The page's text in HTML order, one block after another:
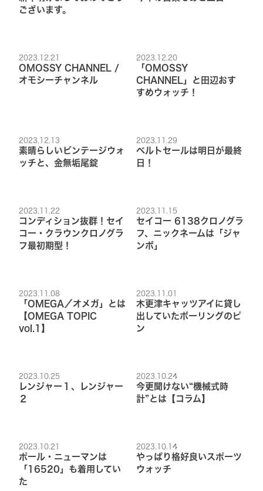
ございます。
2023.12.21
OMOSSY CHANNEL /
オモシーチャンネル
2023.12.20
「OMOSSY
CHANNEL」と田辺おす
すめウォッチ！
2023.12.13
素晴らしいビンテージウォ
ッチと、金無垢尾錠
2023.11.29
ベルトセールは明日が最終
日！
2023.11.22
コンディション抜群！セイ
コー・クラウンクロノグラ
フ最初期型！
2023.11.15
セイコー 6138クロノグラ
フ、ニックネームは「ジャ
ンボ」
2023.11.08
「OMEGA／オメガ」とは
【OMEGA TOPIC
vol.1】
2023.11.01
木更津キャッツアイに貸し
出していたボーリングのピ
ン
2023.10.25
レンジャー１、レンジャー
２
2023.10.24
今更聞けない“機械式時
計”とは【コラム】
2023.10.21
ポール・ニューマンは
「16520」も着用してい
た
2023.10.14
やっぱり格好良いスポーツ
ウォッチ